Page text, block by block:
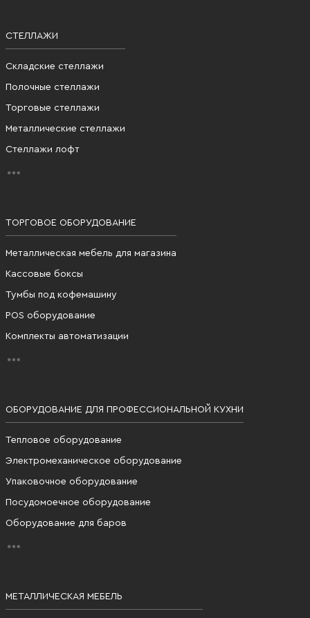
СТЕЛЛАЖИ
Складские стеллажи
Полочные стеллажи
Торговые стеллажи
Металлические стеллажи
Стеллажи лофт
ТОРГОВОЕ ОБОРУДОВАНИЕ
Металлическая мебель для магазина
Кассовые боксы
Тумбы под кофемашину
POS оборудование
Комплекты автоматизации
ОБОРУДОВАНИЕ ДЛЯ ПРОФЕССИОНАЛЬНОЙ КУХНИ
Тепловое оборудование
Электромеханическое оборудование
Упаковочное оборудование
Посудомоечное оборудование
Оборудование для баров
МЕТАЛЛИЧЕСКАЯ МЕБЕЛЬ